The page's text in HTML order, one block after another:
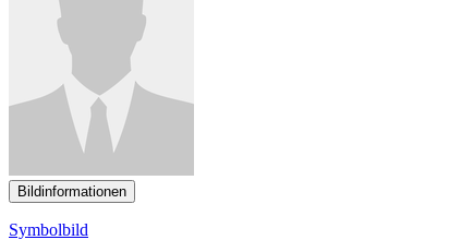
Bildinformationen
Symbolbild